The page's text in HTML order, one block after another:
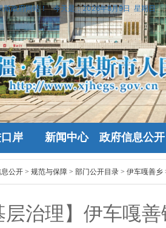
斯政府网站！ 今天是：2026年8月9日 星期日
岸 新闻中心 政府信息公开
公开 > 规范与保障 > 部门公开目录 > 伊车嘎善乡
层治理】伊车嘎